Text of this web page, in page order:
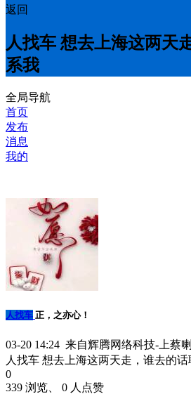
返回
人找车 想去上海这两天
系我
全局导航
首页
发布
消息
我的
人找车 正，之亦心！
03-20 14:24 来自辉腾网络科技-上蔡
人找车 想去上海这两天走，谁去的
0
339 浏览、 0 人点赞